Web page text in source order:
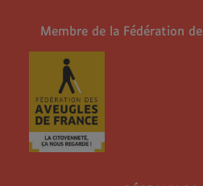
Membre de la Fédération